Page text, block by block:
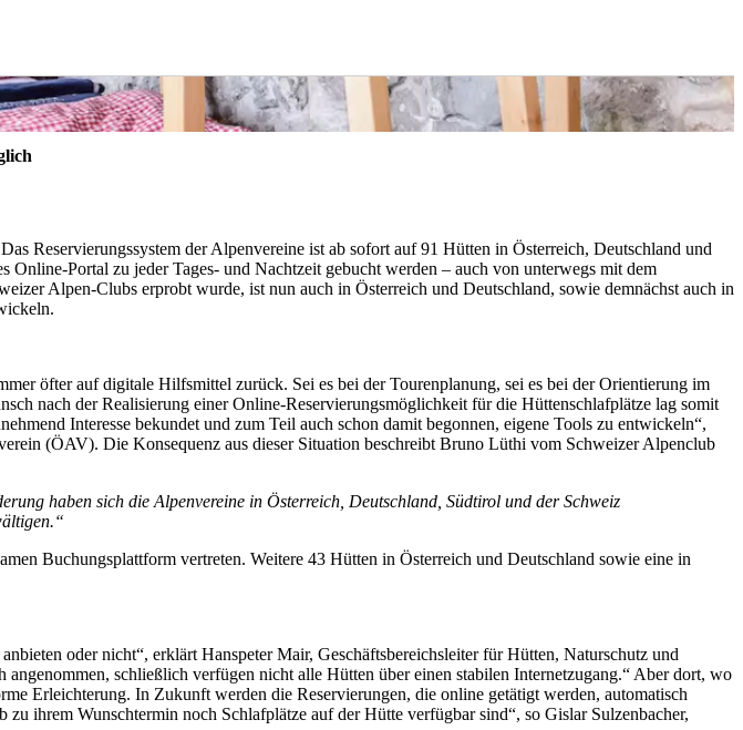
Reservierungssystem der Alpenvereine ist ab sofort auf 91 Hütten in Österreich, Deutschland und
Portal zu jeder Tages- und Nachtzeit gebucht werden – auch von unterwegs mit dem
Alpen-Clubs erprobt wurde, ist nun auch in Österreich und Deutschland, sowie demnächst auch in
öfter auf digitale Hilfsmittel zurück. Sei es bei der Tourenplanung, sei es bei der Orientierung im
nach der Realisierung einer Online-Reservierungsmöglichkeit für die Hüttenschlafplätze lag somit
Interesse bekundet und zum Teil auch schon damit begonnen, eigene Tools zu entwickeln“,
(ÖAV). Die Konsequenz aus dieser Situation beschreibt Bruno Lüthi vom Schweizer Alpenclub
haben sich die Alpenvereine in Österreich, Deutschland, Südtirol und der Schweiz
Buchungsplattform vertreten. Weitere 43 Hütten in Österreich und Deutschland sowie eine in
oder nicht“, erklärt Hanspeter Mair, Geschäftsbereichsleiter für Hütten, Naturschutz und
schließlich verfügen nicht alle Hütten über einen stabilen Internetzugang.“ Aber dort, wo
Erleichterung. In Zukunft werden die Reservierungen, die online getätigt werden, automatisch
ihrem Wunschtermin noch Schlafplätze auf der Hütte verfügbar sind“, so Gislar Sulzenbacher,